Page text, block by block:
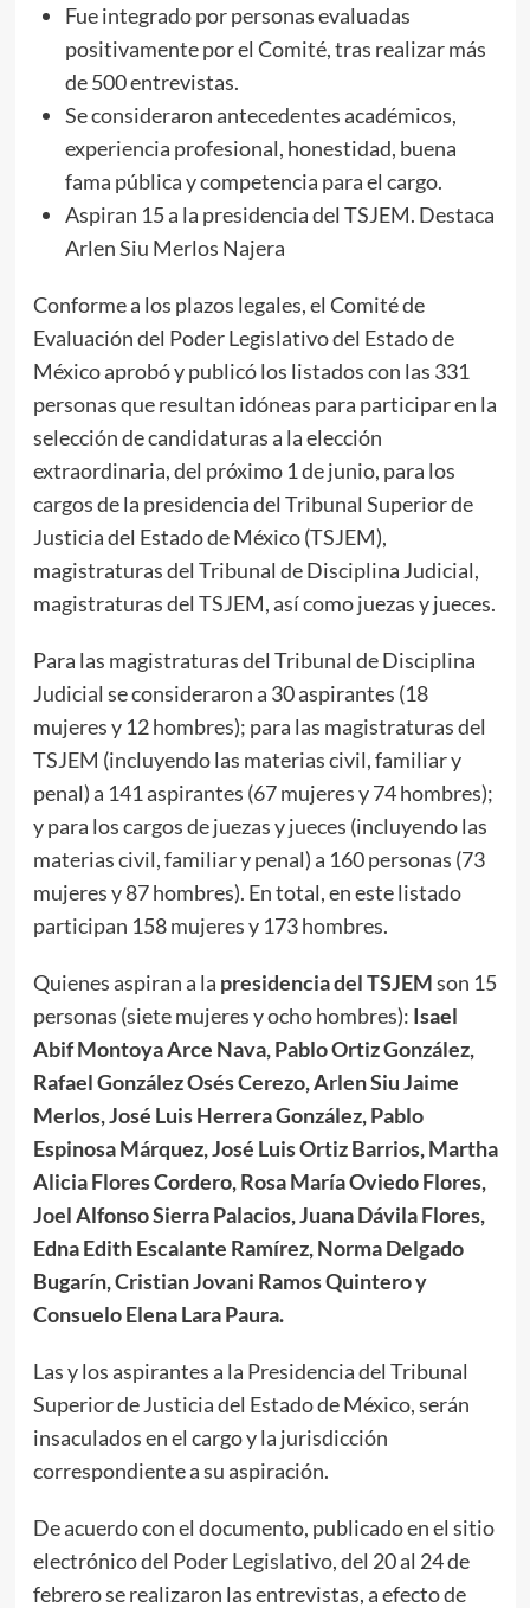
Fue integrado por personas evaluadas
positivamente por el Comité, tras realizar más
de 500 entrevistas.
Se consideraron antecedentes académicos,
experiencia profesional, honestidad, buena
fama pública y competencia para el cargo.
Aspiran 15 a la presidencia del TSJEM. Destaca
Arlen Siu Merlos Najera
Conforme a los plazos legales, el Comité de
Evaluación del Poder Legislativo del Estado de
México aprobó y publicó los listados con las 331
personas que resultan idóneas para participar en la
selección de candidaturas a la elección
extraordinaria, del próximo 1 de junio, para los
cargos de la presidencia del Tribunal Superior de
Justicia del Estado de México (TSJEM),
magistraturas del Tribunal de Disciplina Judicial,
magistraturas del TSJEM, así como juezas y jueces.
Para las magistraturas del Tribunal de Disciplina
Judicial se consideraron a 30 aspirantes (18
mujeres y 12 hombres); para las magistraturas del
TSJEM (incluyendo las materias civil, familiar y
penal) a 141 aspirantes (67 mujeres y 74 hombres);
y para los cargos de juezas y jueces (incluyendo las
materias civil, familiar y penal) a 160 personas (73
mujeres y 87 hombres). En total, en este listado
participan 158 mujeres y 173 hombres.
Quienes aspiran a la presidencia del TSJEMson 15
personas (siete mujeres y ocho hombres): Isael
Abif Montoya Arce Nava, Pablo Ortiz González,
Rafael González Osés Cerezo, Arlen Siu Jaime
Merlos, José Luis Herrera González, Pablo
Espinosa Márquez, José Luis Ortiz Barrios, Martha
Alicia Flores Cordero, Rosa María Oviedo Flores,
Joel Alfonso Sierra Palacios, Juana Dávila Flores,
Edna Edith Escalante Ramírez, Norma Delgado
Bugarín, Cristian Jovani Ramos Quintero y
Consuelo Elena Lara Paura.
Las y los aspirantes a la Presidencia del Tribunal
Superior de Justicia del Estado de México, serán
insaculados en el cargo y la jurisdicción
correspondiente a su aspiración.
De acuerdo con el documento, publicado en el sitio
electrónico del Poder Legislativo, del 20 al 24 de
febrero se realizaron las entrevistas, a efecto de